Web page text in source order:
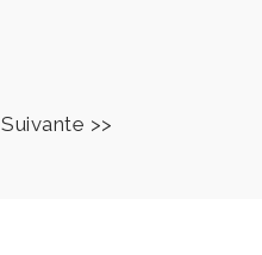
Suivante >>